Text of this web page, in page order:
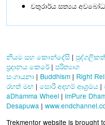
චතුරාර්ය සත්‍යය
නියම සහ කොන්දේසි |
ප්‍රදානය කෙරේ | පරිත්‍යාග
සංගායනා | Buddhism | Right
රහත් මඟ | සොරි අදහම් ආශ්‍රමය |
aDhamma Wheel | imPure
Desapuwa |
Trekmentor website is brought